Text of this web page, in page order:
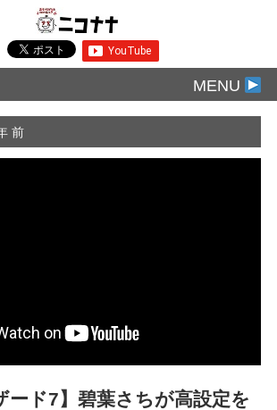
MENU
前
ード7】碧葉さちが高設定を